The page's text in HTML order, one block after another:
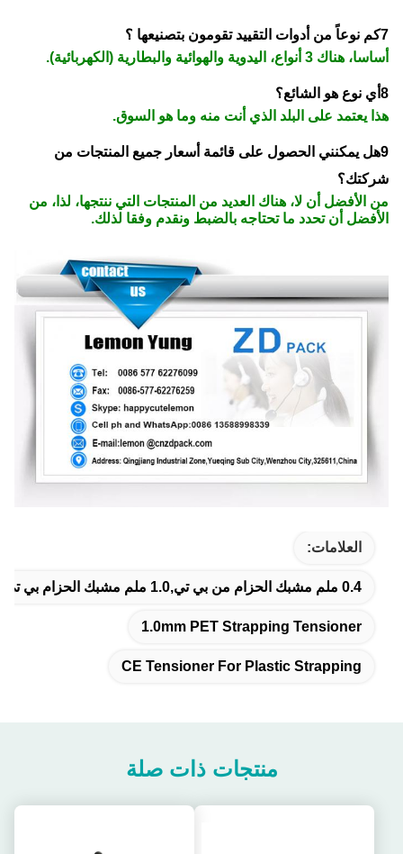
7كم نوعاً من أدوات التقييد تقومون بتصنيعها ؟
أساسا، هناك 3 أنواع، اليدوية والهوائية والبطارية (الكهربائية).
8أي نوع هو الشائع؟
هذا يعتمد على البلد الذي أنت منه وما هو السوق.
9هل يمكنني الحصول على قائمة أسعار جميع المنتجات من
شركتك؟
من الأفضل أن لا، هناك العديد من المنتجات التي ننتجها، لذا، من
الأفضل أن تحدد ما تحتاجه بالضبط ونقدم وفقا لذلك.
العلامات:
0.4 ملم مشبك الحزام من بي تي,1.0 ملم مشبك الحزام بي تي,مشبك "سي إي" للشرائط البلاستيكية
1.0mm PET Strapping Tensioner
CE Tensioner For Plastic Strapping
منتجات ذات صلة